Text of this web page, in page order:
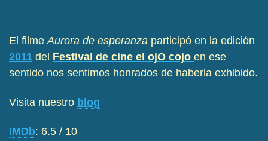
El filme Aurora de esperanza participó en la edición
2011 del Festival de cine el ojO cojo en ese
sentido nos sentimos honrados de haberla exhibido.
Visita nuestro blog
IMDb: 6.5 / 10